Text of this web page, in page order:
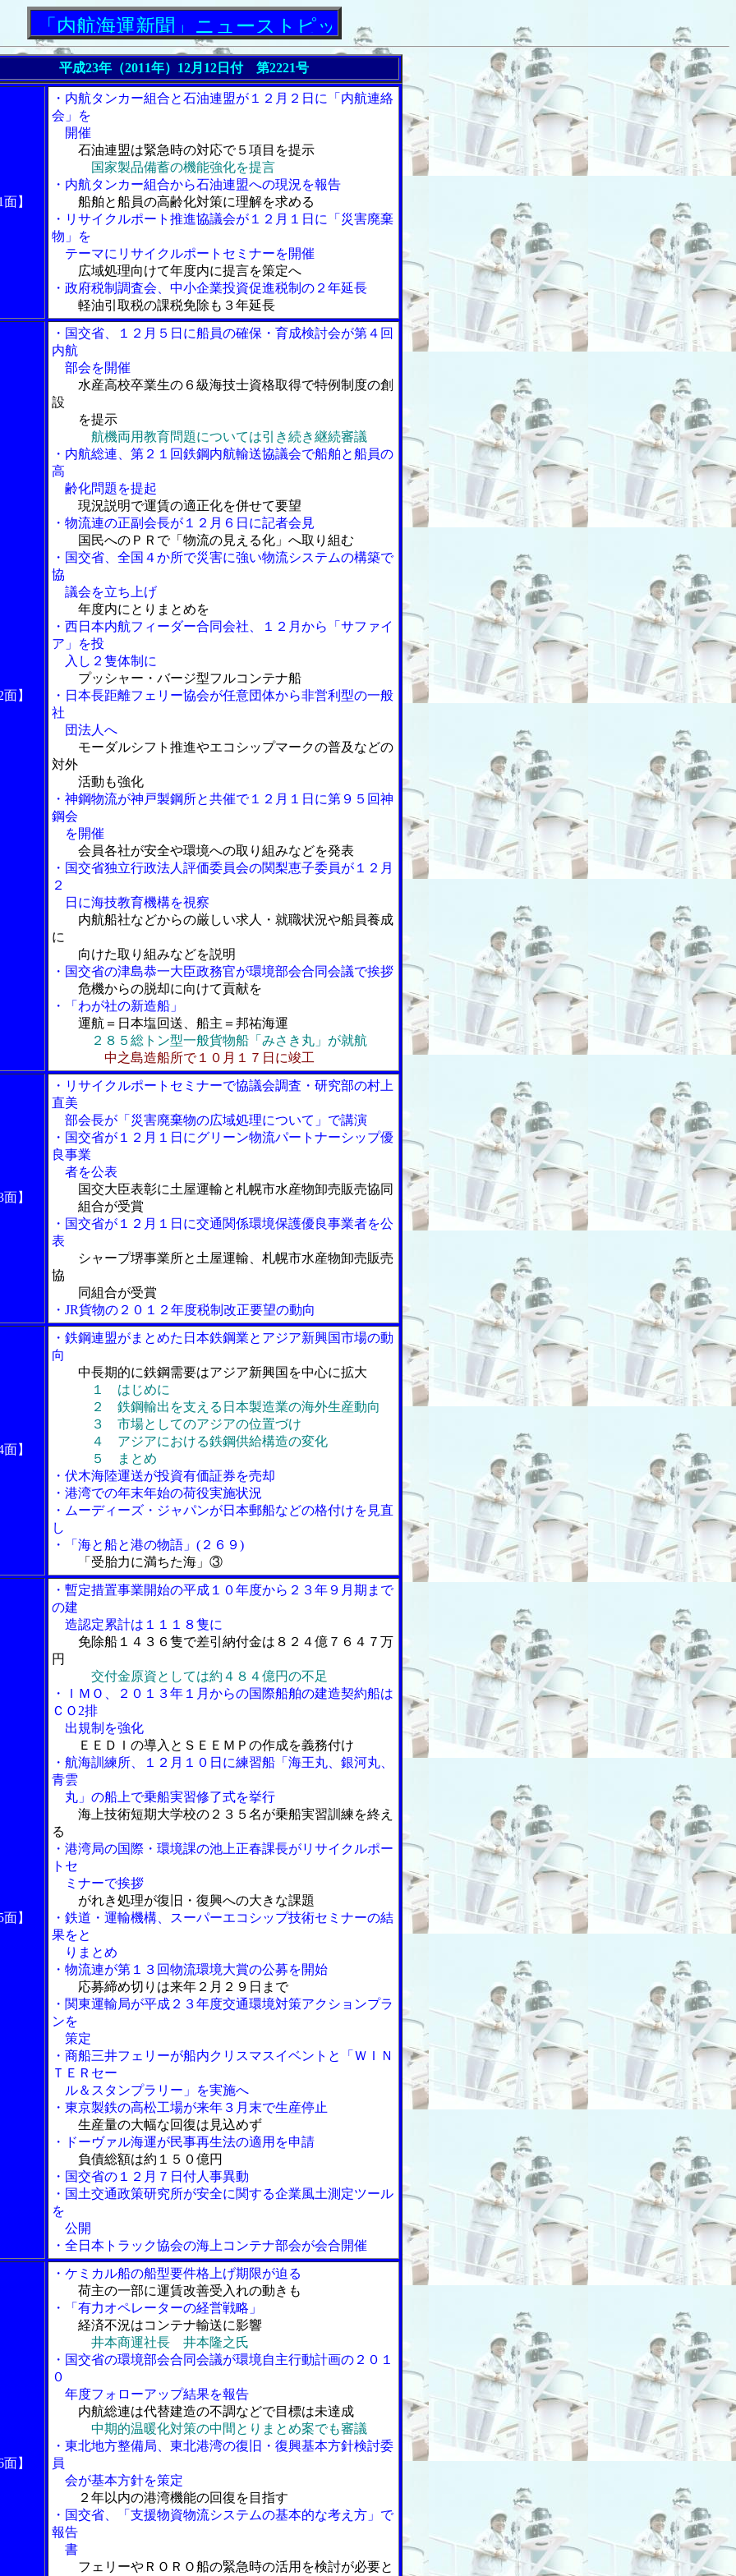
航海運新聞」ニューストピックス
平成23年（2011年）12月12日付 第2221号
】
・内航タンカー組合と石油連盟が１２月２日に「内航連絡
会」を
開催
石油連盟は緊急時の対応で５項目を提示
国家製品備蓄の機能強化を提言
・内航タンカー組合から石油連盟への現況を報告
船舶と船員の高齢化対策に理解を求める
・リサイクルポート推進協議会が１２月１日に「災害廃棄
物」を
テーマにリサイクルポートセミナーを開催
広域処理向けて年度内に提言を策定へ
・政府税制調査会、中小企業投資促進税制の２年延長
軽油引取税の課税免除も３年延長
】
・国交省、１２月５日に船員の確保・育成検討会が第４回
内航
部会を開催
水産高校卒業生の６級海技士資格取得で特例制度の創
設
を提示
航機両用教育問題については引き続き継続審議
・内航総連、第２１回鉄鋼内航輸送協議会で船舶と船員の
高
齢化問題を提起
現況説明で運賃の適正化を併せて要望
・物流連の正副会長が１２月６日に記者会見
国民へのＰＲで「物流の見える化」へ取り組む
・国交省、全国４か所で災害に強い物流システムの構築で
協
議会を立ち上げ
年度内にとりまとめを
・西日本内航フィーダー合同会社、１２月から「サファイ
ア」を投
入し２隻体制に
プッシャー・バージ型フルコンテナ船
・日本長距離フェリー協会が任意団体から非営利型の一般
社
団法人へ
モーダルシフト推進やエコシップマークの普及などの
対外
活動も強化
・神鋼物流が神戸製鋼所と共催で１２月１日に第９５回神
鋼会
を開催
会員各社が安全や環境への取り組みなどを発表
・国交省独立行政法人評価委員会の関梨恵子委員が１２月
２
日に海技教育機構を視察
内航船社などからの厳しい求人・就職状況や船員養成
に
向けた取り組みなどを説明
・国交省の津島恭一大臣政務官が環境部会合同会議で挨拶
危機からの脱却に向けて貢献を
・「わが社の新造船」
運航＝日本塩回送、船主＝邦祐海運
２８５総トン型一般貨物船「みさき丸」が就航
中之島造船所で１０月１７日に竣工
】
・リサイクルポートセミナーで協議会調査・研究部の村上
直美
部会長が「災害廃棄物の広域処理について」で講演
・国交省が１２月１日にグリーン物流パートナーシップ優
良事業
者を公表
国交大臣表彰に土屋運輸と札幌市水産物卸売販売協同
組合が受賞
・国交省が１２月１日に交通関係環境保護優良事業者を公
表
シャープ堺事業所と土屋運輸、札幌市水産物卸売販売
協
同組合が受賞
・JR貨物の２０１２年度税制改正要望の動向
】
・鉄鋼連盟がまとめた日本鉄鋼業とアジア新興国市場の動
向
中長期的に鉄鋼需要はアジア新興国を中心に拡大
１ はじめに
２ 鉄鋼輸出を支える日本製造業の海外生産動向
３ 市場としてのアジアの位置づけ
４ アジアにおける鉄鋼供給構造の変化
５ まとめ
・伏木海陸運送が投資有価証券を売却
・港湾での年末年始の荷役実施状況
・ムーディーズ・ジャパンが日本郵船などの格付けを見直
し
・「海と船と港の物語」(２６９)
「受胎力に満ちた海」③
】
・暫定措置事業開始の平成１０年度から２３年９月期まで
の建
造認定累計は１１１８隻に
免除船１４３６隻で差引納付金は８２４億７６４７万
円
交付金原資としては約４８４億円の不足
・ＩＭＯ、２０１３年１月からの国際船舶の建造契約船は
ＣＯ2排
出規制を強化
ＥＥＤＩの導入とＳＥＥＭＰの作成を義務付け
・航海訓練所、１２月１０日に練習船「海王丸、銀河丸、
青雲
丸」の船上で乗船実習修了式を挙行
海上技術短期大学校の２３５名が乗船実習訓練を終え
る
・港湾局の国際・環境課の池上正春課長がリサイクルポー
トセ
ミナーで挨拶
がれき処理が復旧・復興への大きな課題
・鉄道・運輸機構、スーパーエコシップ技術セミナーの結
果をと
りまとめ
・物流連が第１３回物流環境大賞の公募を開始
応募締め切りは来年２月２９日まで
・関東運輸局が平成２３年度交通環境対策アクションプラ
ンを
策定
・商船三井フェリーが船内クリスマスイベントと「ＷＩＮ
ＴＥＲセー
ル＆スタンプラリー」を実施へ
・東京製鉄の高松工場が来年３月末で生産停止
生産量の大幅な回復は見込めず
・ドーヴァル海運が民事再生法の適用を申請
負債総額は約１５０億円
・国交省の１２月７日付人事異動
・国土交通政策研究所が安全に関する企業風土測定ツール
を
公開
・全日本トラック協会の海上コンテナ部会が会合開催
】
・ケミカル船の船型要件格上げ期限が迫る
荷主の一部に運賃改善受入れの動きも
・「有力オペレーターの経営戦略」
経済不況はコンテナ輸送に影響
井本商運社長 井本隆之氏
・国交省の環境部会合同会議が環境自主行動計画の２０１
０
年度フォローアップ結果を報告
内航総連は代替建造の不調などで目標は未達成
中期的温暖化対策の中間とりまとめ案でも審議
・東北地方整備局、東北港湾の復旧・復興基本方針検討委
員
会が基本方針を策定
２年以内の港湾機能の回復を目指す
・国交省、「支援物資物流システムの基本的な考え方」で
報告
書
フェリーやＲＯＲＯ船の緊急時の活用を検討が必要と